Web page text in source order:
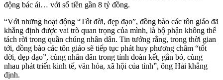
động bác ái… với số tiền gần 8 tỷ đồng.
“Với những hoạt động “Tốt đời, đẹp đạo”, đồng bào các tôn giáo đã
khẳng định được vai trò quan trọng của mình, là bộ phận không thể
tách rời trong quần chúng nhân dân. Tin tưởng rằng, trong thời gian
tới, đồng bào các tôn giáo sẽ tiếp tục phát huy phương châm “tốt
đời, đẹp đạo”, cùng nhân dân trong tỉnh đoàn kết, gắn bó, cùng
nhau phát triển kinh tế, văn hóa, xã hội của tỉnh”, ông Hải khẳng
định.